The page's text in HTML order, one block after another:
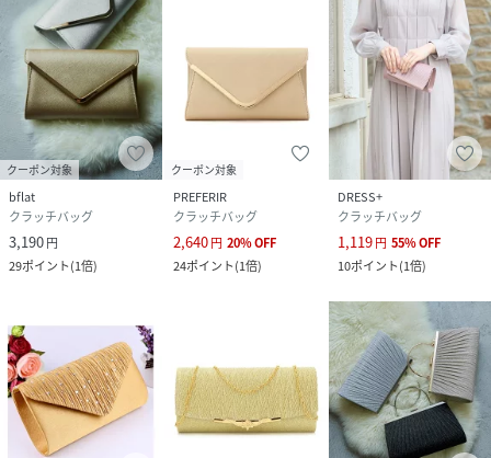
クーポン対象
bflat
クラッチバッグ
3,190円
29ポイント(1倍)
クーポン対象
PREFERIR
クラッチバッグ
2,640円 20%OFF
24ポイント(1倍)
DRESS+
クラッチバッグ
1,119円 55%OFF
10ポイント(1倍)